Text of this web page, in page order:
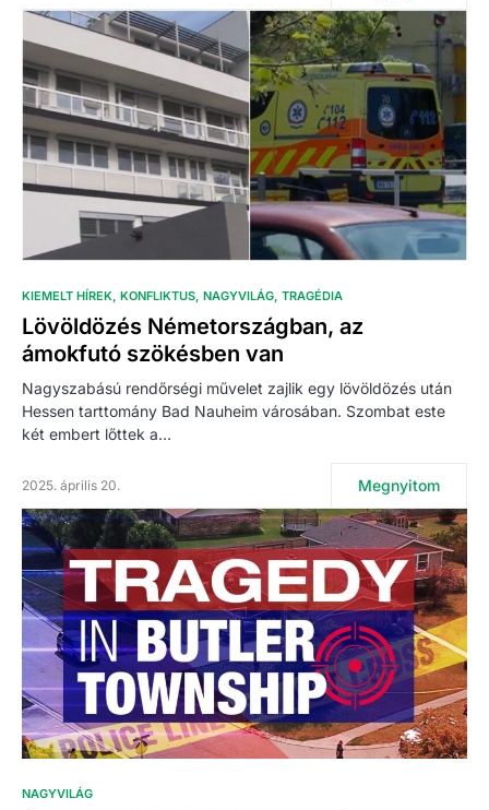
KIEMELT HÍREK KONFLIKTUS NAGYVILÁG TRAGÉDIA
Lövöldözés Németországban, az
ámokfutó szökésben van
Nagyszabású rendőrségi művelet zajlik egy lövöldözés után
Hessen tarttomány Bad Nauheim városában. Szombat este
két embert lőttek a…
2025. április 20. Megnyitom
NAGYVILÁG